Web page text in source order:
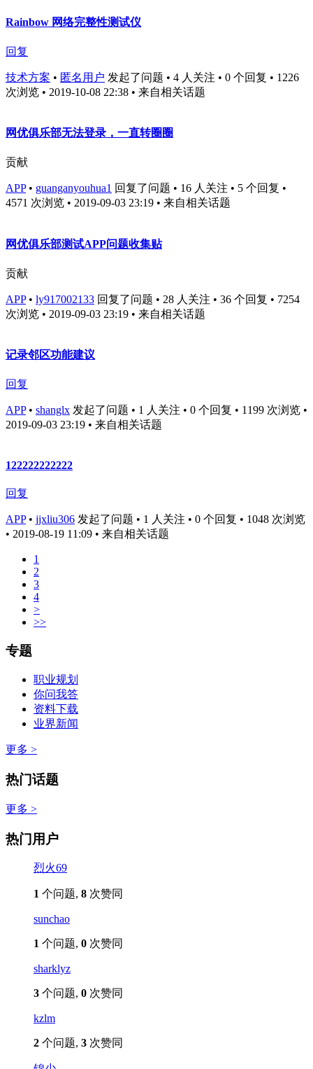
Rainbow 网络完整性测试仪
回复
技术方案 • 匿名用户 发起了问题 • 4 人关注 • 0 个回复 • 1226
次浏览 • 2019-10-08 22:38 • 来自相关话题
网优俱乐部无法登录，一直转圈圈
贡献
APP• guanganyouhua1 回复了问题 • 16 人关注 • 5 个回复 •
4571 次浏览 • 2019-09-03 23:19 • 来自相关话题
网优俱乐部测试APP问题收集贴
贡献
APP• ly917002133 回复了问题 • 28 人关注 • 36 个回复 • 7254
次浏览 • 2019-09-03 23:19 • 来自相关话题
记录邻区功能建议
回复
APP• shanglx 发起了问题 • 1 人关注 • 0 个回复 • 1199 次浏览 •
2019-09-03 23:19 • 来自相关话题
122222222222
回复
APP• jjxliu306 发起了问题 • 1 人关注 • 0 个回复 • 1048 次浏览
• 2019-08-19 11:09 • 来自相关话题
1
2
3
4
>
>>
专题
职业规划
你问我答
资料下载
业界新闻
更多 >
热门话题
更多 >
热门用户
烈火69
1 个问题, 8 次赞同
sunchao
1 个问题, 0 次赞同
sharklyz
3 个问题, 0 次赞同
kzlm
2 个问题, 3 次赞同